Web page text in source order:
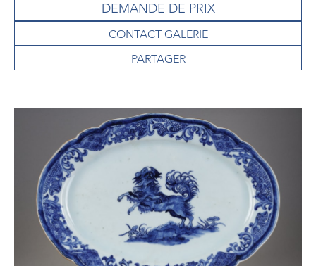
DEMANDE DE PRIX
CONTACT GALERIE